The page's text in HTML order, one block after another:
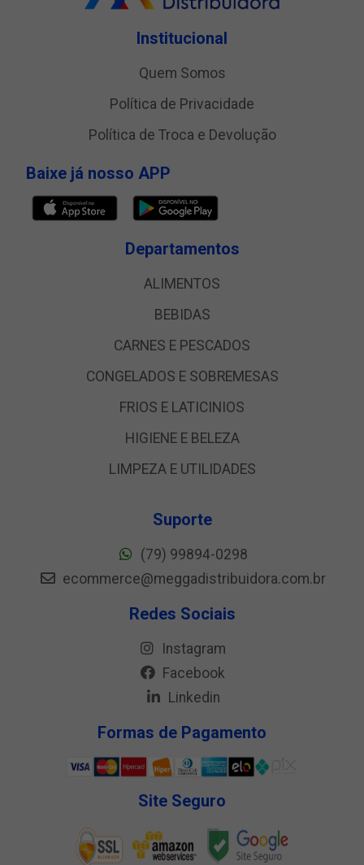
Institucional
Quem Somos
Política de Privacidade
Política de Troca e Devolução
Baixe já nosso APP
Departamentos
ALIMENTOS
BEBIDAS
CARNES E PESCADOS
CONGELADOS E SOBREMESAS
FRIOS E LATICINIOS
HIGIENE E BELEZA
LIMPEZA E UTILIDADES
Suporte
(79) 99894-0298
ecommerce@meggadistribuidora.com.br
Redes Sociais
Instagram
Facebook
Linkedin
Formas de Pagamento
Site Seguro